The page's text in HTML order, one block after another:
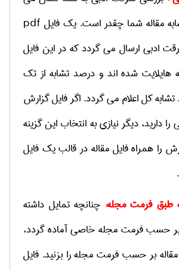
مقاله شما چقدر است. یک فایل pdf
ادبی ارسال می گردد که در این فایل
شده اند و درصد تشابه از تک
کل اعلام می گردد. اگر فایل گزارش
دارید، دیگر نیازی به انتخاب این گزینه
را همراه فایل مقاله در قالب یک فایل
طبق فرمت مجله: چنانچه تمایل داشته
بر حسب فرمت مجله خاصی آماده گردد،
بر حسب فرمت مجله را بزنید. فایل